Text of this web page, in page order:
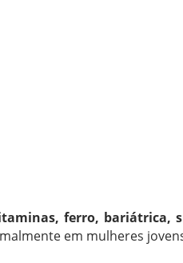
ferro, bariátrica,
em mulheres